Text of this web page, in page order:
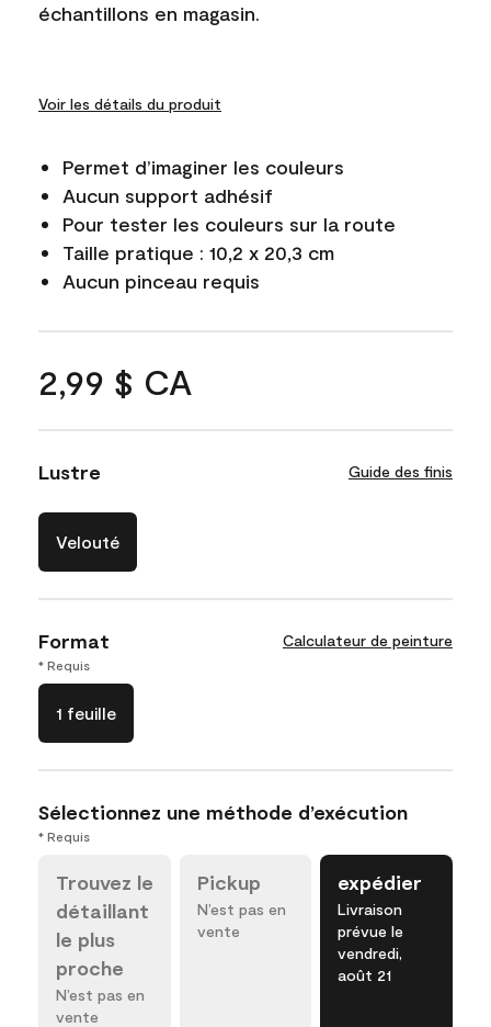
échantillons en magasin.
Voir les détails du produit
Permet d’imaginer les couleurs
Aucun support adhésif
Pour tester les couleurs sur la route
Taille pratique : 10,2 x 20,3 cm
Aucun pinceau requis
2,99 $ CA
Lustre Guide des finis
Velouté
Format Calculateur de peinture
* Requis
1 feuille
Sélectionnez une méthode d’exécution
* Requis
Trouvez le
détaillant
le plus
proche
N’est pas en
vente
Pickup
N’est pas en
vente
expédier
Livraison
prévue le
vendredi,
août 21